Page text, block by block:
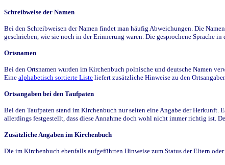
Schreibweise der Namen
Bei den Schreibweisen der Namen findet man häufig Abweichungen. Die
geschrieben, wie sie noch in der Erinnerung waren. Die gesprochene Sprache
Ortsnamen
Bei den Ortsnamen wurden im Kirchenbuch polnische und deutsche Namen
Eine alphabetisch sortierte Liste liefert zusätzliche Hinweise zu den
Ortsangaben bei den Taufpaten
Bei den Taufpaten stand im Kirchenbuch nur selten eine Angabe der Herkunft.
allerdings festgestellt, dass diese Annahme doch wohl nicht immer richtig ist.
Zusätzliche Angaben im Kirchenbuch
Die im Kirchenbuch ebenfalls aufgeführten Hinweise zum Status der Eltern